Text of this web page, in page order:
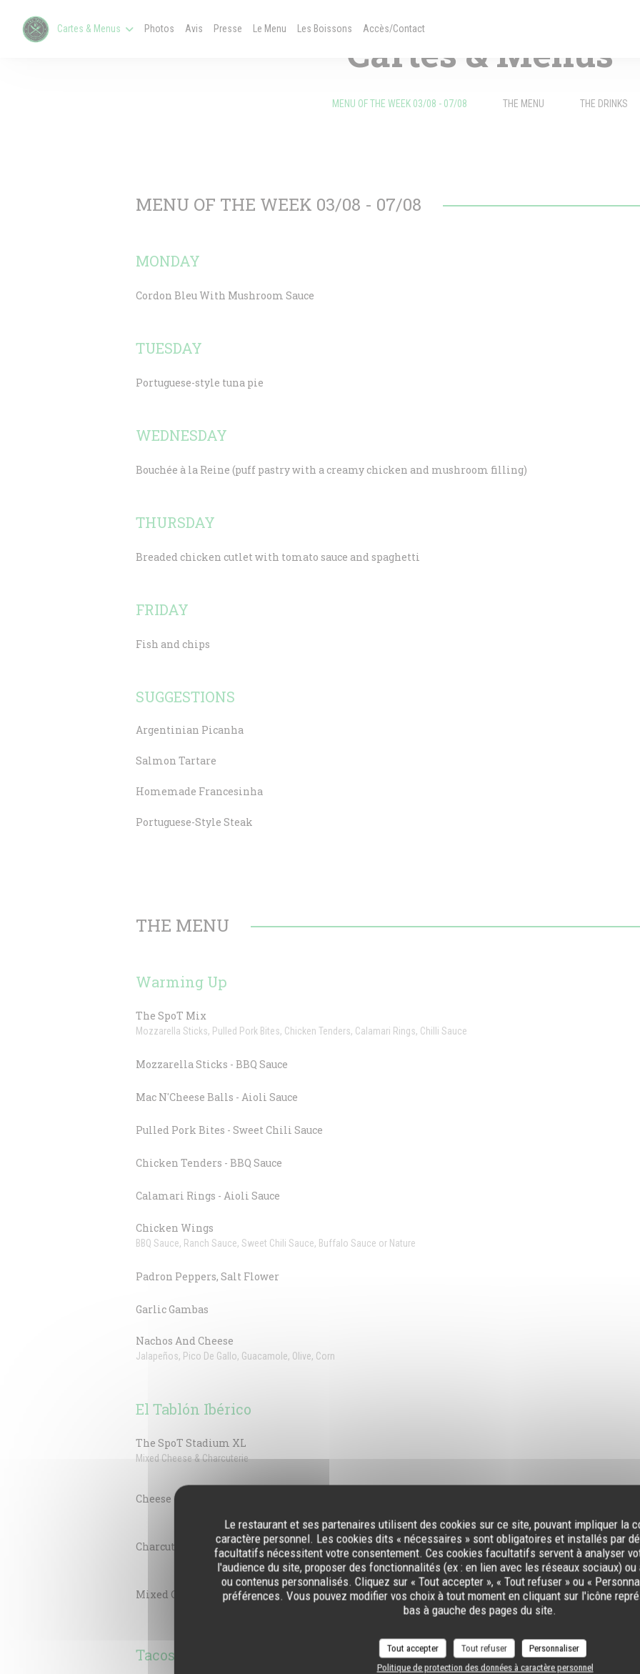
Le restaurant et ses partenaires utilisent des cookies sur ce site, pouvant impliquer la
caractère personnel. Les cookies dits « nécessaires » sont obligatoires et installés par
facultatifs nécessitent votre consentement. Ces cookies facultatifs servent à analyser
l'audience du site, proposer des fonctionnalités (ex : en lien avec les réseaux sociaux)
ou contenus personnalisés. Cliquez sur « Tout accepter », « Tout refuser » ou «
préférences. Vous pouvez modifier vos choix à tout moment en cliquant sur l'icône
bas à gauche des pages du site.
Tout accepter Tout refuser
Personnaliser
Politique de protection des données à caractère personnel
Cartes & Menus Photos Avis Presse Le Menu ((ouvre une nouvelle fenêtre))
Les Boissons ((ouvre une nouvelle fenêtre))
Accès/Contact
Cartes & Menus
MENU OF THE WEEK 03/08 - 07/08 THE MENU THE DRINKS
MENU OF THE WEEK 03/08 - 07/08
MONDAY
Cordon Bleu With Mushroom Sauce
TUESDAY
Portuguese-style tuna pie
WEDNESDAY
Bouchée à la Reine (puff pastry with a creamy chicken and mushroom filling)
THURSDAY
Breaded chicken cutlet with tomato sauce and spaghetti
FRIDAY
Fish and chips
SUGGESTIONS
Argentinian Picanha
Salmon Tartare
Homemade Francesinha
Portuguese-Style Steak
THE MENU
Warming Up
The SpoT Mix
Mozzarella Sticks, Pulled Pork Bites, Chicken Tenders, Calamari Rings, Chilli Sauce
Mozzarella Sticks - BBQ Sauce
Mac N'Cheese Balls - Aioli Sauce
Pulled Pork Bites - Sweet Chili Sauce
Chicken Tenders - BBQ Sauce
Calamari Rings - Aioli Sauce
Chicken Wings
BBQ Sauce, Ranch Sauce, Sweet Chili Sauce, Buffalo Sauce or Nature
Padron Peppers, Salt Flower
Garlic Gambas
Nachos And Cheese
Jalapeños, Pico De Gallo, Guacamole, Olive, Corn
El Tablón Ibérico
The SpoT Stadium XL
Mixed Cheese & Charcuterie
Cheese
Charcuterie
Mixed Cheese & Charcuterie
Tacos